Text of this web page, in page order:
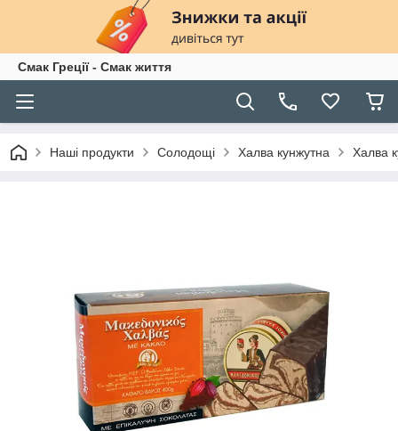
Смак Греції - Смак життя
Наші продукти Солодощі Халва кунжутна Халва